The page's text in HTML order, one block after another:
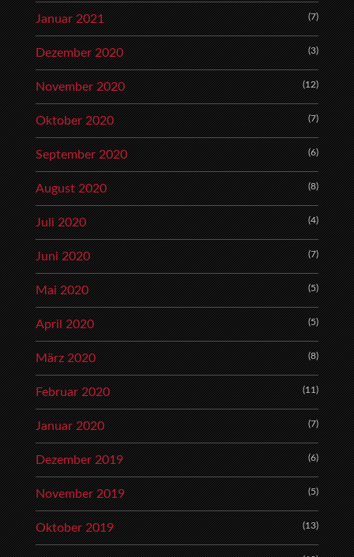
Januar 2021 (7)
Dezember 2020 (3)
November 2020 (12)
Oktober 2020 (7)
September 2020 (6)
August 2020 (8)
Juli 2020 (4)
Juni 2020 (7)
Mai 2020 (5)
April 2020 (5)
März 2020 (8)
Februar 2020 (11)
Januar 2020 (7)
Dezember 2019 (6)
November 2019 (5)
Oktober 2019 (13)